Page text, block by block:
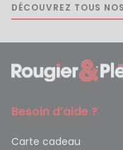
DÉCOUVREZ TOUS
Besoin d’aide ?
Carte cadeau